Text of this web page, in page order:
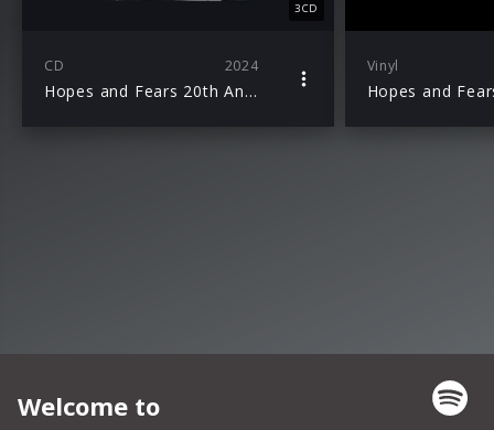
3CD
CD 2024
Hopes and Fears 20th Anniversary Edition
Vinyl